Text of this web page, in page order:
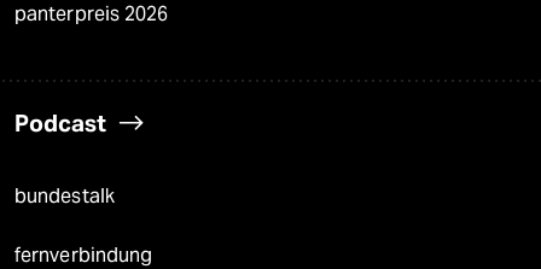
panterpreis 2026
Podcast
bundestalk
fernverbindung